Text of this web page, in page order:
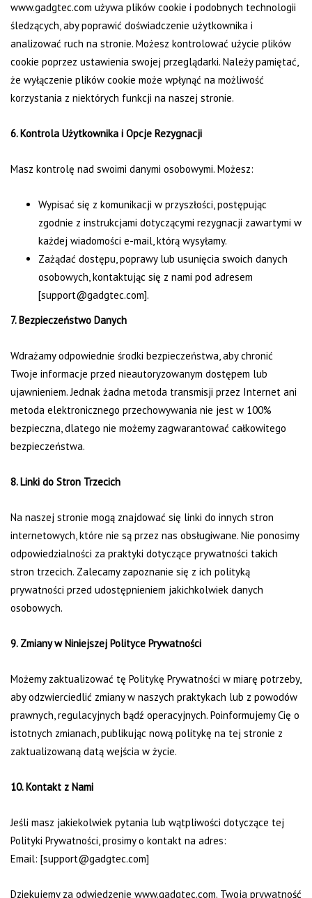
www.gadgtec.com używa plików cookie i podobnych technologii
śledzących, aby poprawić doświadczenie użytkownika i
analizować ruch na stronie. Możesz kontrolować użycie plików
cookie poprzez ustawienia swojej przeglądarki. Należy pamiętać,
że wyłączenie plików cookie może wpłynąć na możliwość
korzystania z niektórych funkcji na naszej stronie.
6. Kontrola Użytkownika i Opcje Rezygnacji
Masz kontrolę nad swoimi danymi osobowymi. Możesz:
Wypisać się z komunikacji w przyszłości, postępując
zgodnie z instrukcjami dotyczącymi rezygnacji zawartymi w
każdej wiadomości e-mail, którą wysyłamy.
Zażądać dostępu, poprawy lub usunięcia swoich danych
osobowych, kontaktując się z nami pod adresem
[support@gadgtec.com].
7. Bezpieczeństwo Danych
Wdrażamy odpowiednie środki bezpieczeństwa, aby chronić
Twoje informacje przed nieautoryzowanym dostępem lub
ujawnieniem. Jednak żadna metoda transmisji przez Internet ani
metoda elektronicznego przechowywania nie jest w 100%
bezpieczna, dlatego nie możemy zagwarantować całkowitego
bezpieczeństwa.
8. Linki do Stron Trzecich
Na naszej stronie mogą znajdować się linki do innych stron
internetowych, które nie są przez nas obsługiwane. Nie ponosimy
odpowiedzialności za praktyki dotyczące prywatności takich
stron trzecich. Zalecamy zapoznanie się z ich polityką
prywatności przed udostępnieniem jakichkolwiek danych
osobowych.
9. Zmiany w Niniejszej Polityce Prywatności
Możemy zaktualizować tę Politykę Prywatności w miarę potrzeby,
aby odzwierciedlić zmiany w naszych praktykach lub z powodów
prawnych, regulacyjnych bądź operacyjnych. Poinformujemy Cię o
istotnych zmianach, publikując nową politykę na tej stronie z
zaktualizowaną datą wejścia w życie.
10. Kontakt z Nami
Jeśli masz jakiekolwiek pytania lub wątpliwości dotyczące tej
Polityki Prywatności, prosimy o kontakt na adres:
Email: [support@gadgtec.com]
Dziękujemy za odwiedzenie www.gadgtec.com. Twoja prywatność